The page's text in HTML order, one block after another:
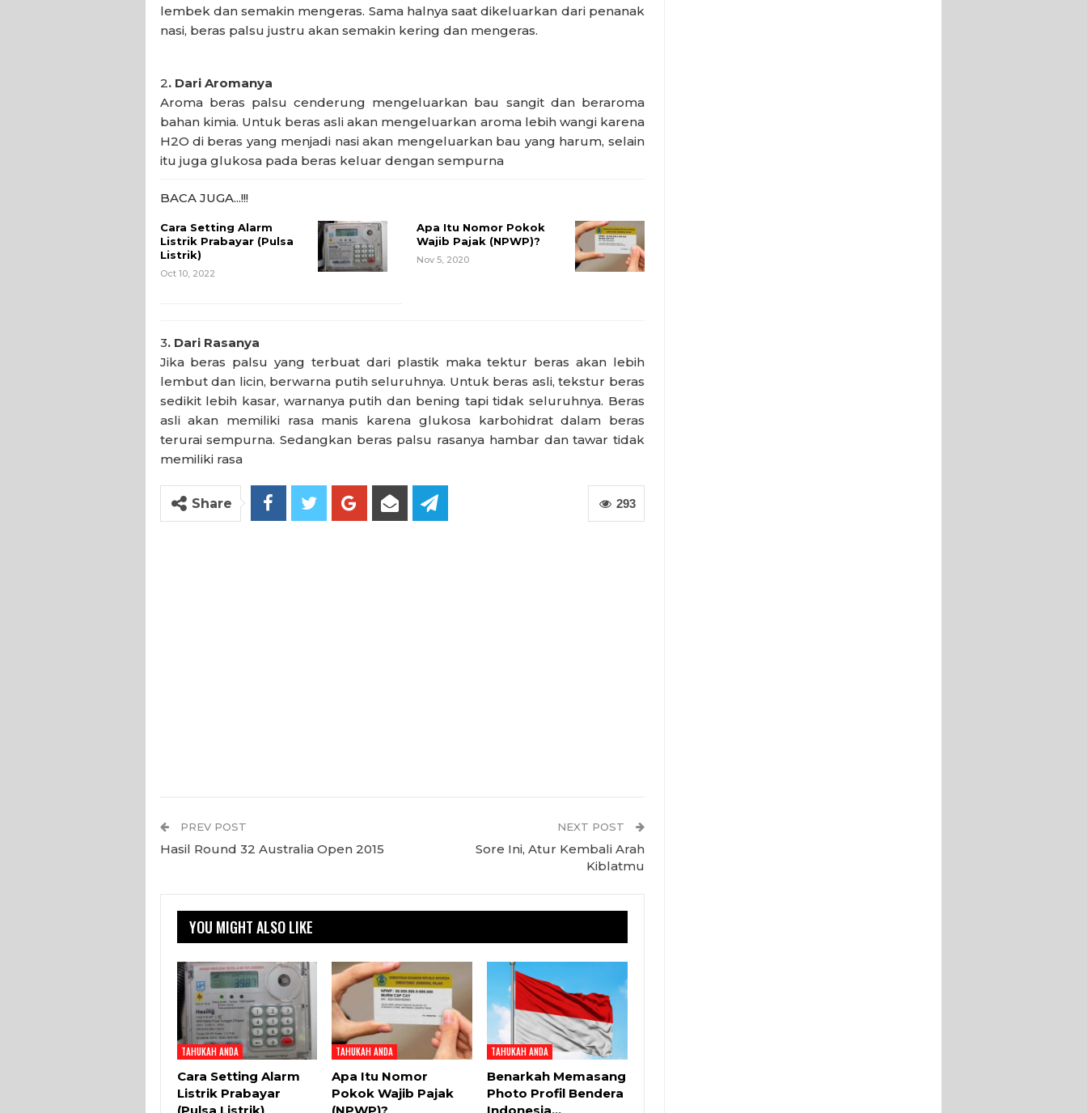
lembek dan semakin mengeras. Sama halnya saat dikeluarkan dari penanak
nasi, beras palsu justru akan semakin kering dan mengeras.
2. Dari Aromanya
Aroma beras palsu cenderung mengeluarkan bau sangit dan beraroma
bahan kimia. Untuk beras asli akan mengeluarkan aroma lebih wangi karena
H2O di beras yang menjadi nasi akan mengeluarkan bau yang harum, selain
itu juga glukosa pada beras keluar dengan sempurna
BACA JUGA...!!!
Cara Setting Alarm
Listrik Prabayar (Pulsa
Listrik)
Oct 10, 2022
Apa Itu Nomor Pokok
Wajib Pajak (NPWP)?
Nov 5, 2020
3. Dari Rasanya
Jika beras palsu yang terbuat dari plastik maka tektur beras akan lebih
lembut dan licin, berwarna putih seluruhnya. Untuk beras asli, tekstur beras
sedikit lebih kasar, warnanya putih dan bening tapi tidak seluruhnya. Beras
asli akan memiliki rasa manis karena glukosa karbohidrat dalam beras
terurai sempurna. Sedangkan beras palsu rasanya hambar dan tawar tidak
memiliki rasa
293
Share
PREV POST
Hasil Round 32 Australia Open 2015
NEXT POST
Sore Ini, Atur Kembali Arah
Kiblatmu
YOU MIGHT ALSO LIKE
TAHUKAH ANDA
Cara Setting Alarm
Listrik Prabayar
TAHUKAH ANDA
Apa Itu Nomor
Pokok Wajib Pajak
TAHUKAH ANDA
Benarkah Memasang
Photo Profil Bendera